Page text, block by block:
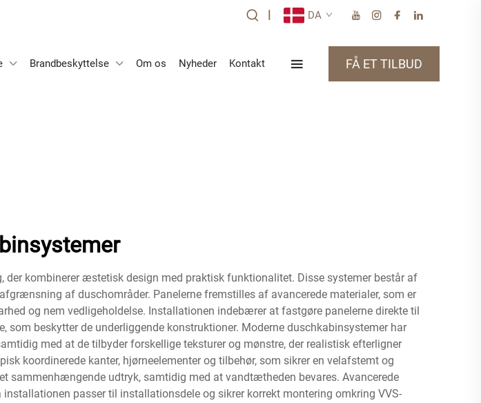
| DA
Brandbeskyttelse Om os Nyheder Kontakt FÅ ET TILBUD
kombinerer æstetisk design med praktisk funktionalitet. Disse systemer består af
af duschområder. Panelerne fremstilles af avancerede materialer, som er
og nem vedligeholdelse. Installationen indebærer at fastgøre panelerne direkte til
beskytter de underliggende konstruktioner. Moderne duschkabinsystemer har
med at de tilbyder forskellige teksturer og mønstre, der realistisk efterligner
koordinerede kanter, hjørneelementer og tilbehør, som sikrer en velafstemt og
sammenhængende udtryk, samtidig med at vandtætheden bevares. Avancerede
passer til installationsdele og sikrer korrekt montering omkring VVS-